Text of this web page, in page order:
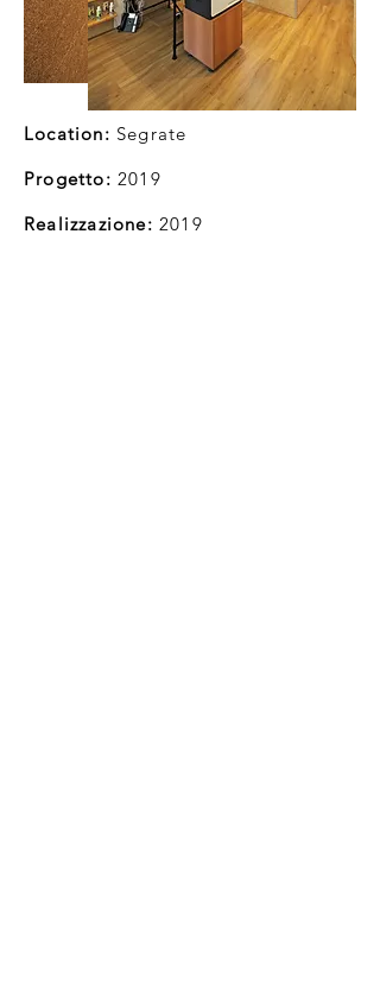
Location: Segrate
Progetto: 2019
Realizzazione: 2019